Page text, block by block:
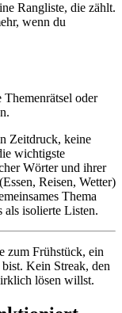
Rangliste, die zählt.
wenn du
oder
Zeitdruck, keine
wichtigste
Wörter und ihrer
Reisen, Wetter)
Thema
als isolierte Listen.
zum Frühstück, ein
Kein Streak, den
lösen willst.